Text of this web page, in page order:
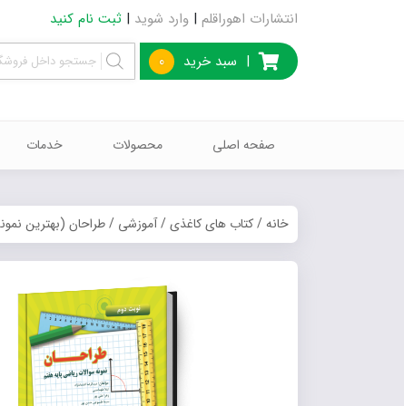
انتشارات اهوراقلم | وارد شوید | ثبت نام کنید
| سبد خرید 0
صفحه اصلی محصولات خدمات
خانه/کتاب های کاغذی/آموزشی / طراحان (بهترین